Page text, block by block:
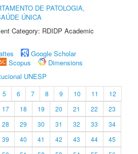
DE PATOLOGIA,
ÚNICA
Category: RDIDP Academic
Google Scholar
Scopus
Dimensions
UNESP
5 6 7 8 9 10 11
12
17 18 19 20 21 22
23
28 29 30 31 32 33
34
39 40 41 42 43 44
45